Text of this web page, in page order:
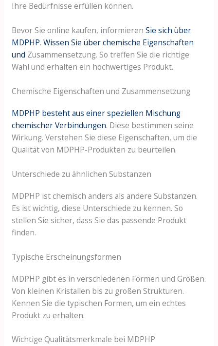
Ihre Bedürfnisse erfüllen können.
Bevor Sie online kaufen, informieren Sie sich über
MDPHP. Wissen Sie über chemische Eigenschaften
und Zusammensetzung. So treffen Sie die richtige
Wahl und erhalten ein hochwertiges Produkt.
Chemische Eigenschaften und Zusammensetzung
MDPHP besteht aus einer speziellen Mischung
chemischer Verbindungen. Diese bestimmen seine
Wirkung. Verstehen Sie diese Eigenschaften, um die
Qualität von MDPHP-Produkten zu beurteilen.
Unterschiede zu ähnlichen Substanzen
MDPHP ist chemisch anders als andere Substanzen.
Es ist wichtig, diese Unterschiede zu kennen. So
stellen Sie sicher, dass Sie das passende Produkt
finden.
Typische Erscheinungsformen
MDPHP gibt es in verschiedenen Formen und Größen.
Von kleinen Kristallen bis zu großen Strukturen.
Kennen Sie die typischen Formen, um ein echtes
Produkt zu erhalten.
Wichtige Qualitätsmerkmale bei MDPHP